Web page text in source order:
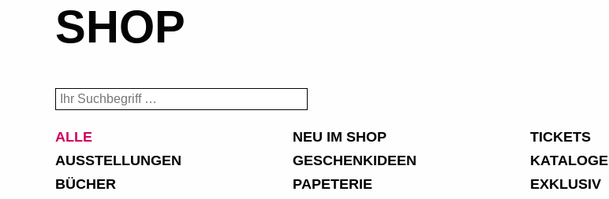
SHOP
ALLE NEU IM SHOP TICKETS
AUSSTELLUNGEN
GESCHENKIDEEN KATALOGE
BÜCHER
PAPETERIE EXKLUSIV